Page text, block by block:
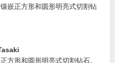
嵌正方形和圆形明亮式切割钻
方形和圆形明亮式切割钻石。